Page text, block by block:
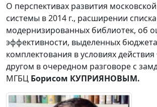
О перспективах развития
системы в 2014 г., расширении списка
модернизированных библиотек, об
эффективности, выделенных
комплектования в условиях
другом в очередном разговоре с
МГБЦ Борисом КУПРИЯНОВЫМ.